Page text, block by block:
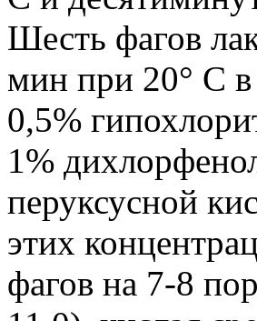
Шесть фагов
мин при 20° С в
0,5%
1%
перуксусной
этих
фагов на 7-8